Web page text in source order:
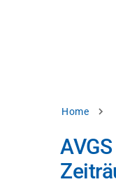
Home
akzeptieren
Einstellungen